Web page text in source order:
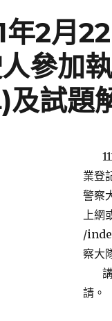
年2月
參加
及試題
111
業登
警察
上網
/
察大
講
請。